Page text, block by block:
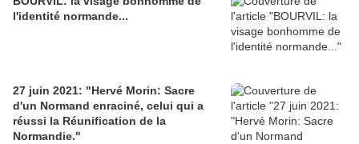
l'identité normande...
27 juin 2021: "Hervé Morin: Sacre
d'un Normand enraciné, celui qui a
réussi la Réunification de la
Normandie."